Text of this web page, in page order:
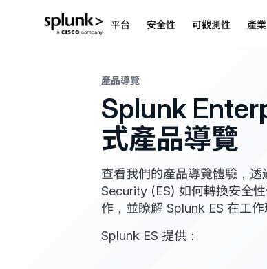
平台 安全性 可觀測性 產業
產品導覽
Splunk
式產品導覽
查看我們的產品導覽體驗，
Security (ES) 如何轉換安全
作，並瞭解 Splunk ES 在工作
Splunk ES 提供：